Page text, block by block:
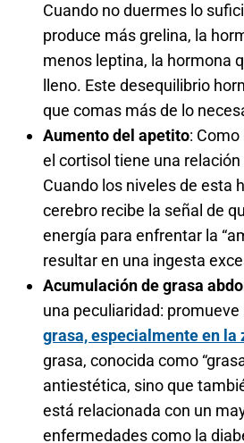
Cuando no duermes lo
produce más grelina, la
menos leptina, la hormona
lleno. Este desequilibrio
que comas más de lo
Aumento del apetito:
el cortisol tiene una
Cuando los niveles de esta
cerebro recibe la señal de
energía para enfrentar la
resultar en una ingesta
Acumulación de grasa
una peculiaridad: promueve
grasa, especialmente en la
grasa, conocida como
antiestética, sino que
está relacionada con un
enfermedades como la